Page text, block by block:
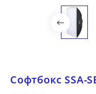
Софтбокс SSA-